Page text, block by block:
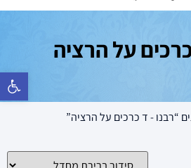
פתח סרגל
על הרציה
“רבנו - ד כרכים על הרציה”